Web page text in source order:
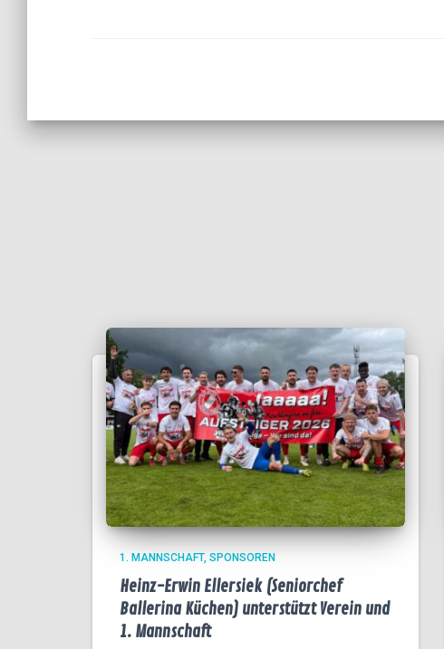
1. MANNSCHAFT SPONSOREN
Heinz-Erwin Ellersiek (Seniorchef
Ballerina Küchen) unterstützt Verein und
1. Mannschaft